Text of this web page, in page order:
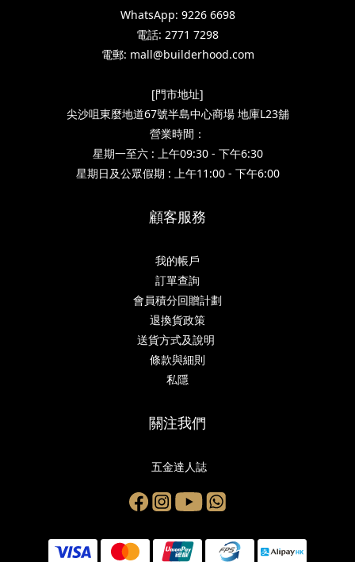
WhatsApp: 9226 6698
電話: 2771 7298
電郵: mall@builderhood.com
[門市地址]
尖沙咀東麼地道67號半島中心商場 地庫L23舖
營業時間：
星期一至六 : 上午09:30 - 下午6:30
星期日及公眾假期 : 上午11:00 - 下午6:00
顧客服務
我的帳戶
訂單查詢
會員積分回贈計劃
退換貨政策
送貨方式及說明
條款與細則
私隱
關注我們
五金達人誌